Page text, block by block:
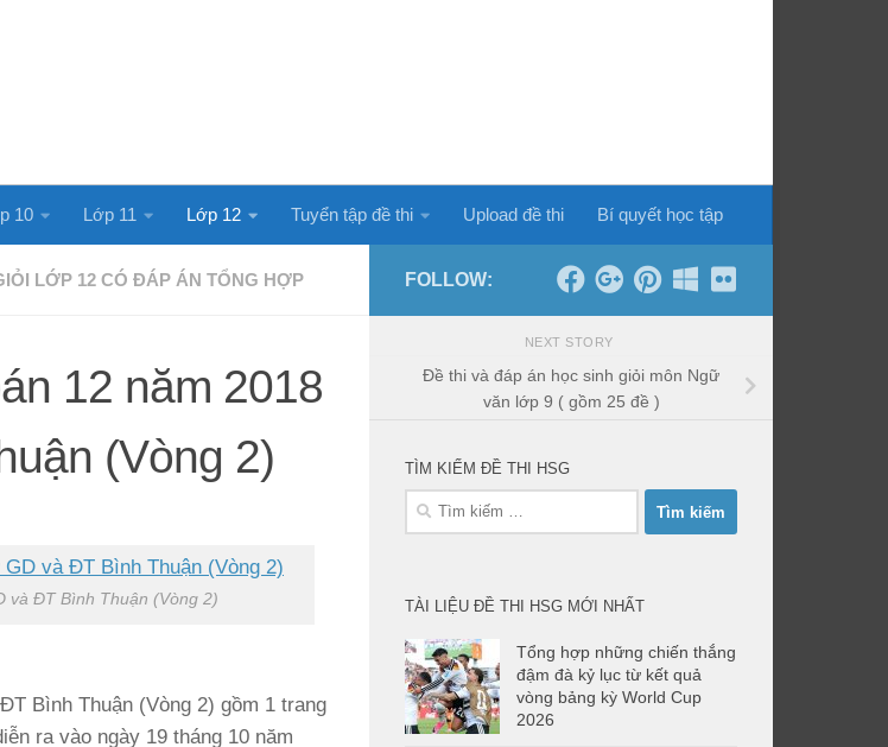
10 Lớp 11 Lớp 12 Tuyển tập đề thi Upload đề thi Bí quyết học tập
LỚP 12 CÓ ĐÁP ÁN TỔNG HỢP
12 năm 2018
(Vòng 2)
và ĐT Bình Thuận (Vòng 2)
Bình Thuận (Vòng 2) gồm 1 trang
ra vào ngày 19 tháng 10 năm
FOLLOW:
NEXT STORY
Đề thi và đáp án học sinh giỏi môn Ngữ
văn lớp 9 ( gồm 25 đề )
TÌM KIẾM ĐỀ THI HSG
Tìm
kiếm
TÀI LIỆU ĐỀ THI HSG MỚI NHẤT
Tổng hợp những chiến thắng
đậm đà kỷ lục từ kết quả
vòng bảng kỳ World Cup
2026